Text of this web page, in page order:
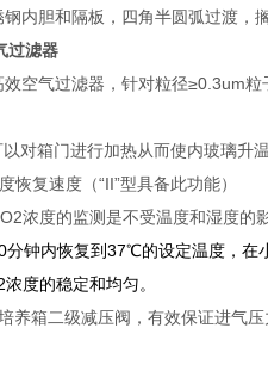
内胆和隔板，四角半圆弧过渡，
过滤器
空气过滤器，针对粒径≥0.3um粒
对箱门进行加热从而使内玻璃升
恢复速度（“II”型具备此功能）
浓度的监测是不受温度和湿度的
分钟内恢复到37℃的设定温度，在
度的稳定和均匀。
养箱二级减压阀，有效保证进气压